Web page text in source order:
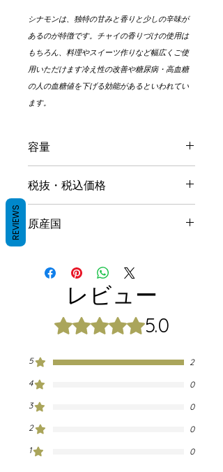
シナモンは、独特の甘みと香りと少しの辛味が
あるのが特徴です。チャイの香りづけの使用は
もちろん、料理やスイーツ作りなど幅広くご使
用いただけます冷え性の改善や糖尿病・高血糖
の人の血糖値を下げる効能があるといわれてい
ます。
容量
税抜・税込価格
税込価格：¥540
原産国
レビュー
5つ星のうち5と評価されています
5.0
5
2
4
0
3
0
2
0
1
0
REVIEWS